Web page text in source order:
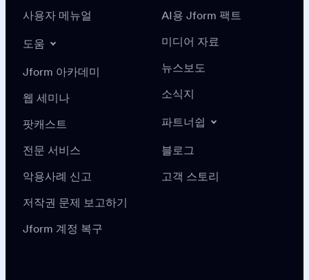
사용자 메뉴얼
도움
Jform 아카데미
웹 세미나
팟캐스트
전문 서비스
악용사례 신고
저작권 문제 보고하기
Jform 계정 복구
AI용 Jform 팩트
미디어 자료
뉴스보도
소식지
파트너쉽
블로그
고객 스토리